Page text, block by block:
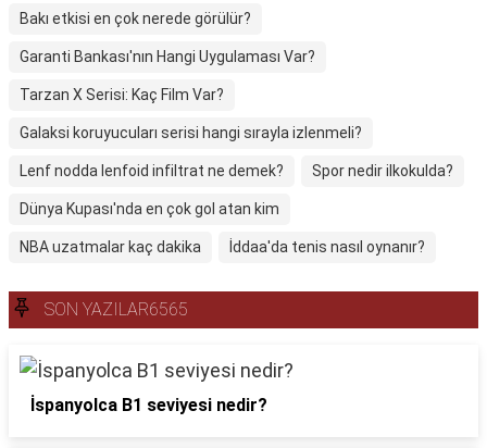
Bakı etkisi en çok nerede görülür?
Garanti Bankası'nın Hangi Uygulaması Var?
Tarzan X Serisi: Kaç Film Var?
Galaksi koruyucuları serisi hangi sırayla izlenmeli?
Lenf nodda lenfoid infiltrat ne demek? Spor nedir ilkokulda?
Dünya Kupası'nda en çok gol atan kim
NBA uzatmalar kaç dakika İddaa'da tenis nasıl oynanır?
SON YAZILAR6565
İspanyolca B1 seviyesi nedir?